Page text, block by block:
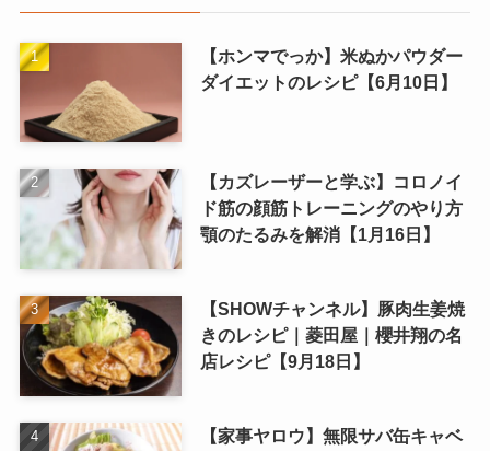
【ホンマでっか】米ぬかパウダー
ダイエットのレシピ【6月10日】
【カズレーザーと学ぶ】コロノイ
ド筋の顔筋トレーニングのやり方
顎のたるみを解消【1月16日】
【SHOWチャンネル】豚肉生姜焼
きのレシピ｜菱田屋｜櫻井翔の名
店レシピ【9月18日】
【家事ヤロウ】無限サバ缶キャベ